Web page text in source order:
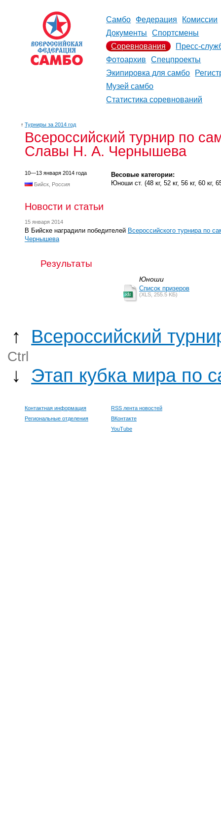
Самбо Федерация
Комиссии
Документы
Спортсмены
Соревнования
Пресс-
Фотоархив
Спецпроекты
Экипировка для самбо
Музей самбо
Статистика соревнований
↑ Турниры за 2014 год
Всероссийский турнир по
Славы Н. А. Чернышева
10—13 января 2014 года
Бийск, Россия
Весовые категории:
Юноши ст. (48 кг, 52 кг, 56 кг, 60 кг,
Новости и статьи
15 января 2014
В Бийске наградили победителей Всероссийского турнира по
Чернышева
Результаты
Юноши
Список призеров
(XLS, 255.5 KБ)
↑ Всероссийский
Ctrl
↓ Этап кубка мира по
Контактная информация
Региональные отделения
RSS лента новостей
ВКонтакте
YouTube